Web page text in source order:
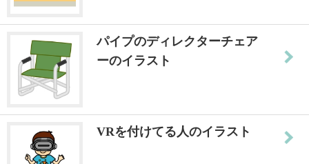
パイプのディレクターチェア
ーのイラスト
VRを付けてる人のイラスト